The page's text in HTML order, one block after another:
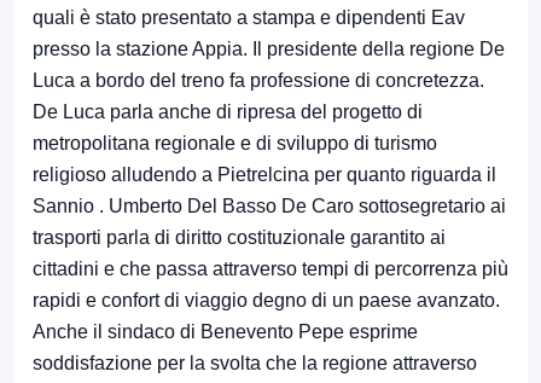
quali è stato presentato a stampa e dipendenti Eav
presso la stazione Appia. Il presidente della regione De
Luca a bordo del treno fa professione di concretezza.
De Luca parla anche di ripresa del progetto di
metropolitana regionale e di sviluppo di turismo
religioso alludendo a Pietrelcina per quanto riguarda il
Sannio . Umberto Del Basso De Caro sottosegretario ai
trasporti parla di diritto costituzionale garantito ai
cittadini e che passa attraverso tempi di percorrenza più
rapidi e confort di viaggio degno di un paese avanzato.
Anche il sindaco di Benevento Pepe esprime
soddisfazione per la svolta che la regione attraverso